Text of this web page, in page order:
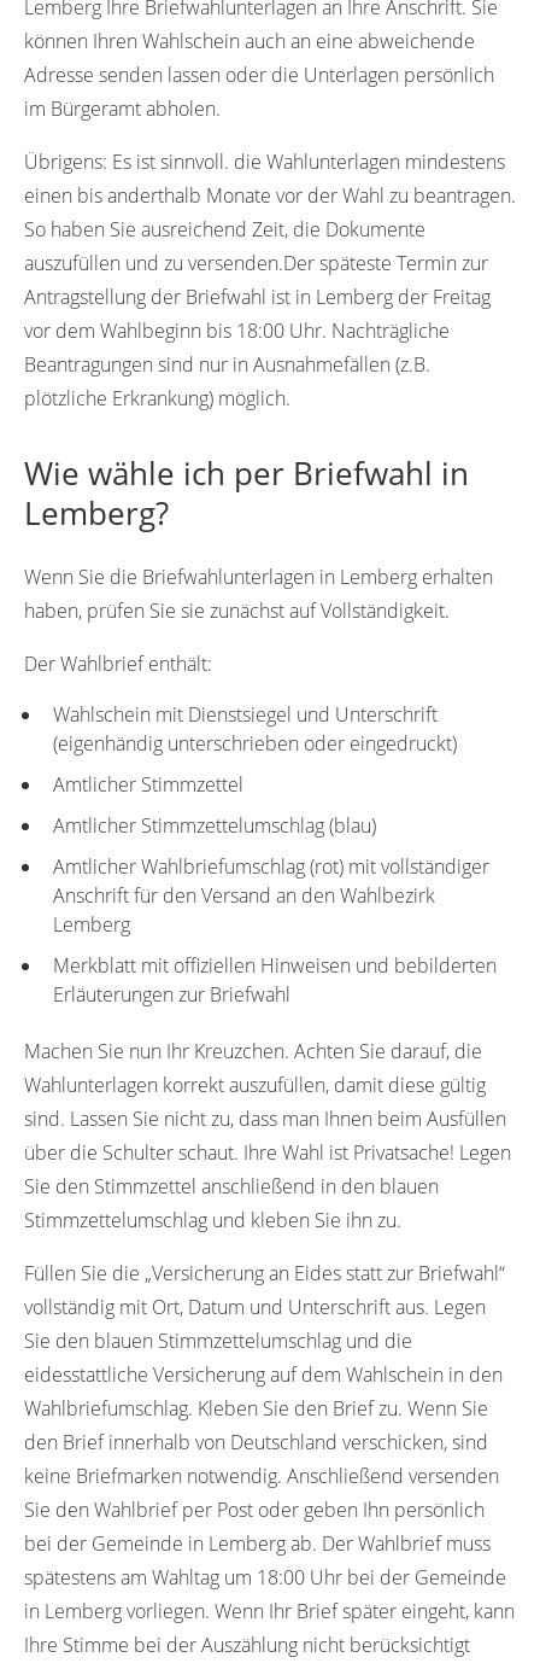
Lemberg Ihre Briefwahlunterlagen an Ihre Anschrift. Sie
können Ihren Wahlschein auch an eine abweichende
Adresse senden lassen oder die Unterlagen persönlich
im Bürgeramt abholen.
Übrigens: Es ist sinnvoll. die Wahlunterlagen mindestens
einen bis anderthalb Monate vor der Wahl zu beantragen.
So haben Sie ausreichend Zeit, die Dokumente
auszufüllen und zu versenden.Der späteste Termin zur
Antragstellung der Briefwahl ist in Lemberg der Freitag
vor dem Wahlbeginn bis 18:00 Uhr. Nachträgliche
Beantragungen sind nur in Ausnahmefällen (z.B.
plötzliche Erkrankung) möglich.
Wie wähle ich per Briefwahl in
Lemberg?
Wenn Sie die Briefwahlunterlagen in Lemberg erhalten
haben, prüfen Sie sie zunächst auf Vollständigkeit.
Der Wahlbrief enthält:
Wahlschein mit Dienstsiegel und Unterschrift
(eigenhändig unterschrieben oder eingedruckt)
Amtlicher Stimmzettel
Amtlicher Stimmzettelumschlag (blau)
Amtlicher Wahlbriefumschlag (rot) mit vollständiger
Anschrift für den Versand an den Wahlbezirk
Lemberg
Merkblatt mit offiziellen Hinweisen und bebilderten
Erläuterungen zur Briefwahl
Machen Sie nun Ihr Kreuzchen. Achten Sie darauf, die
Wahlunterlagen korrekt auszufüllen, damit diese gültig
sind. Lassen Sie nicht zu, dass man Ihnen beim Ausfüllen
über die Schulter schaut. Ihre Wahl ist Privatsache! Legen
Sie den Stimmzettel anschließend in den blauen
Stimmzettelumschlag und kleben Sie ihn zu.
Füllen Sie die „Versicherung an Eides statt zur Briefwahl“
vollständig mit Ort, Datum und Unterschrift aus. Legen
Sie den blauen Stimmzettelumschlag und die
eidesstattliche Versicherung auf dem Wahlschein in den
Wahlbriefumschlag. Kleben Sie den Brief zu. Wenn Sie
den Brief innerhalb von Deutschland verschicken, sind
keine Briefmarken notwendig. Anschließend versenden
Sie den Wahlbrief per Post oder geben Ihn persönlich
bei der Gemeinde in Lemberg ab. Der Wahlbrief muss
spätestens am Wahltag um 18:00 Uhr bei der Gemeinde
in Lemberg vorliegen. Wenn Ihr Brief später eingeht, kann
Ihre Stimme bei der Auszählung nicht berücksichtigt